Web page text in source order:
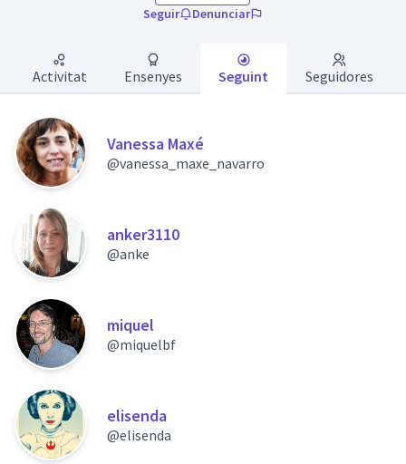
Seguir
Denunciar
Activitat Ensenyes Seguint Seguidores
Vanessa Maxé
@vanessa_maxe_navarro
anker3110
@anke
miquel
@miquelbf
elisenda
@elisenda